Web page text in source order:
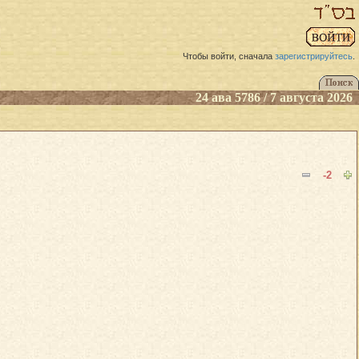
Чтобы войти, сначала зарегистрируйтесь.
24 ава 5786 / 7 августа 2026
-2